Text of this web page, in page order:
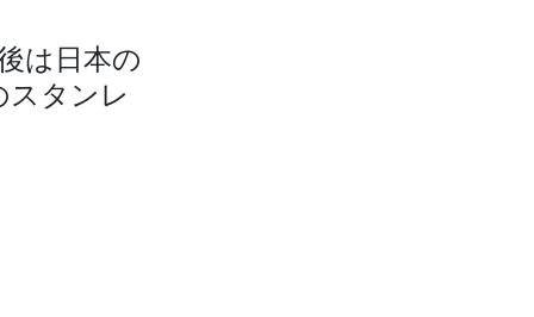
は日本の
タンレ